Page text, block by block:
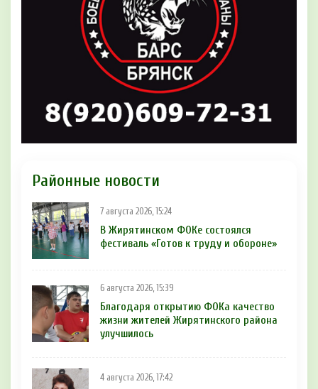
Районные новости
7 августа 2026, 15:24
В Жирятинском ФОКе состоялся
фестиваль «Готов к труду и обороне»
6 августа 2026, 15:39
Благодаря открытию ФОКа качество
жизни жителей Жирятинского района
улучшилось
4 августа 2026, 17:42